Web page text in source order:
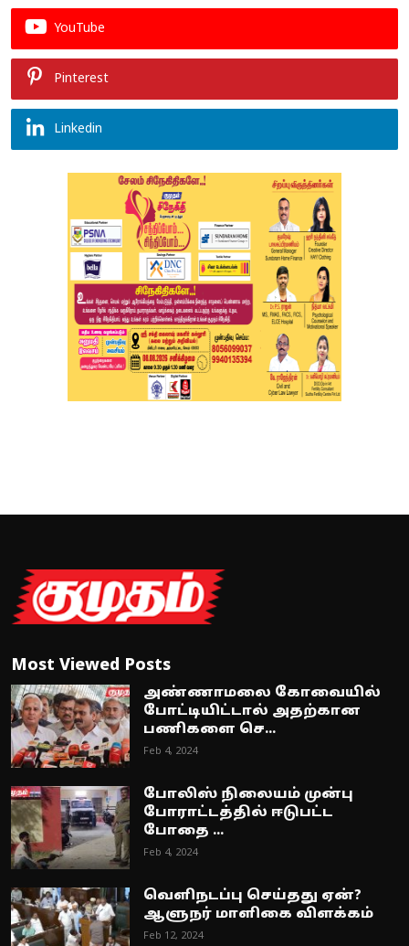
YouTube
Pinterest
Linkedin
Most Viewed Posts
அண்ணாமலை கோவையில்
போட்டியிட்டால் அதற்கான
பணிகளை செ...
Feb 4, 2024
போலிஸ் நிலையம் முன்பு
போராட்டத்தில் ஈடுபட்ட
போதை ...
Feb 4, 2024
வெளிநடப்பு செய்தது ஏன்?
ஆளுநர் மாளிகை விளக்கம்
Feb 12, 2024